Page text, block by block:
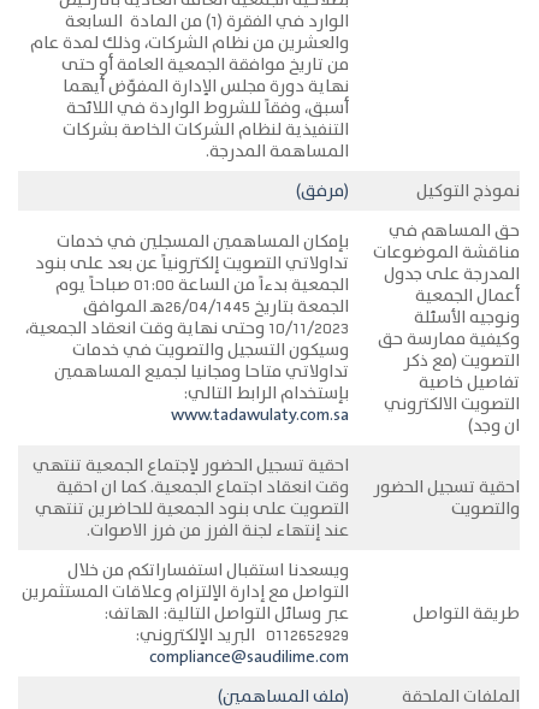
الوارد في الفقرة (1) من المادة السابعة
والعشرين من نظام الشركات، وذلك لمدة عام
من تاريخ موافقة الجمعية العامة أو حتى
نهاية دورة مجلس الإدارة المفوّض أيهما
أسبق، وفقاً للشروط الواردة في اللائحة
التنفيذية لنظام الشركات الخاصة بشركات
المساهمة المدرجة.
نموذج التوكيل
(مرفق)
حق المساهم في
مناقشة الموضوعات
المدرجة على جدول
أعمال الجمعية
ونوجيه الأسئلة
وكيفية ممارسة حق
التصويت (مع ذكر
تفاصيل خاصية
التصويت الالكتروني
ان وجد)
بإمكان المساهمين المسجلين في خدمات
تداولاتي التصويت إلكترونياً عن بعد على بنود
الجمعية بدءاً من الساعة 01:00 صباحاً يوم
الجمعة بتاريخ 26/04/1445هـ الموافق
10/11/2023 وحتى نهاية وقت انعقاد الجمعية،
وسيكون التسجيل والتصويت في خدمات
تداولاتي متاحا ومجانيا لجميع المساهمين
بإستخدام الرابط التالي:
www.tadawulaty.com.sa
احقية تسجيل الحضور
والتصويت
احقية تسجيل الحضور لإجتماع الجمعية تنتهي
وقت انعقاد اجتماع الجمعية. كما ان احقية
التصويت على بنود الجمعية للحاضرين تنتهي
عند إنتهاء لجنة الفرز من فرز الاصوات.
طريقة التواصل
ويسعدنا استقبال استفساراتكم من خلال
التواصل مع إدارة الإلتزام وعلاقات المستثمرين
عبر وسائل التواصل التالية: الهاتف:
0112652929 البريد الإلكتروني:
compliance@saudilime.com
الملفات الملحقة
(ملف المساهمين)